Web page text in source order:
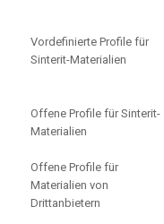
Vordefinierte Profile für
Sinterit-Materialien
Offene Profile für Sinterit-
Materialien
Offene Profile für
Materialien von
Drittanbietern